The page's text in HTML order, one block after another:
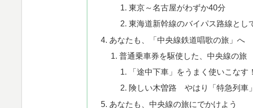
東京～名古屋がわずか40分
東海道新幹線のバイパス路線とし
あなたも、「中央線鉄道唱歌の旅」へ
普通乗車券を駆使した、中央線の旅
「途中下車」をうまく使いこなす！
険しい木曽路 やはり「特急列車
あなたも、中央線の旅にでかけよう